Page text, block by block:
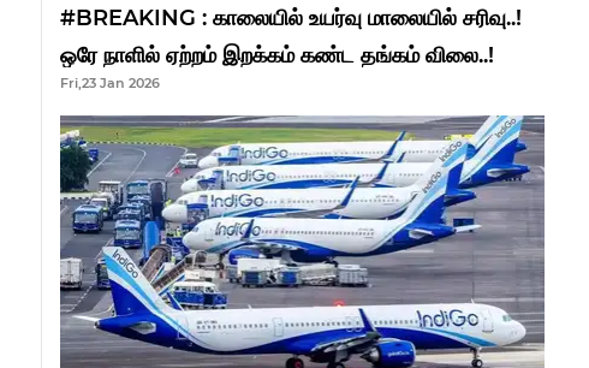
#BREAKING : காலையில் உயர்வு மாலையில் சரிவு..!
ஒரே நாளில் ஏற்றம் இறக்கம் கண்ட தங்கம் விலை..!
Fri,23 Jan 2026